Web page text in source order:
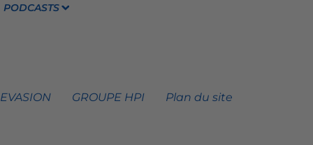
PODCASTS
GROUPE HPI Plan du site